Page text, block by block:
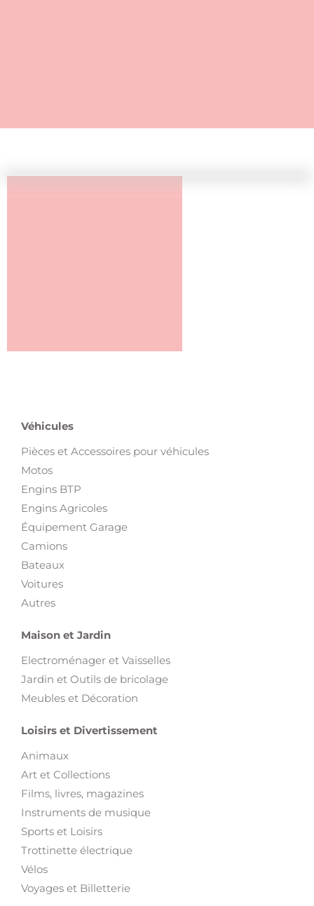
Véhicules
Pièces et Accessoires pour véhicules
Motos
Engins BTP
Engins Agricoles
Équipement Garage
Camions
Bateaux
Voitures
Autres
Maison et Jardin
Electroménager et Vaisselles
Jardin et Outils de bricolage
Meubles et Décoration
Loisirs et Divertissement
Animaux
Art et Collections
Films, livres, magazines
Instruments de musique
Sports et Loisirs
Trottinette électrique
Vélos
Voyages et Billetterie